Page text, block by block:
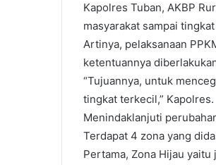
Kapolres Tuban, AKBP
masyarakat sampai
Artinya, pelaksanaan
ketentuannya
“Tujuannya, untuk
tingkat terkecil,” Kapolres.
Menindaklanjuti
Terdapat 4 zona yang
Pertama, Zona Hijau yaitu